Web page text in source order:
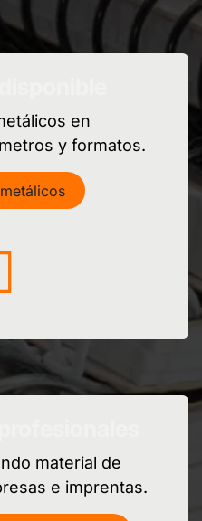
en
y formatos.
material de
e imprentas.